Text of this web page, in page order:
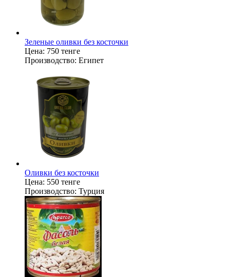
Зеленые оливки без косточки
Цена: 750 тенге
Производство: Египет
Оливки без косточки
Цена: 550 тенге
Производство: Турция